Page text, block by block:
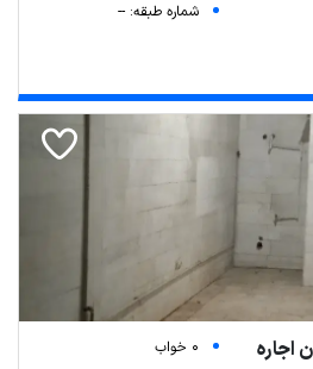
شماره طبقه: --
0 خواب